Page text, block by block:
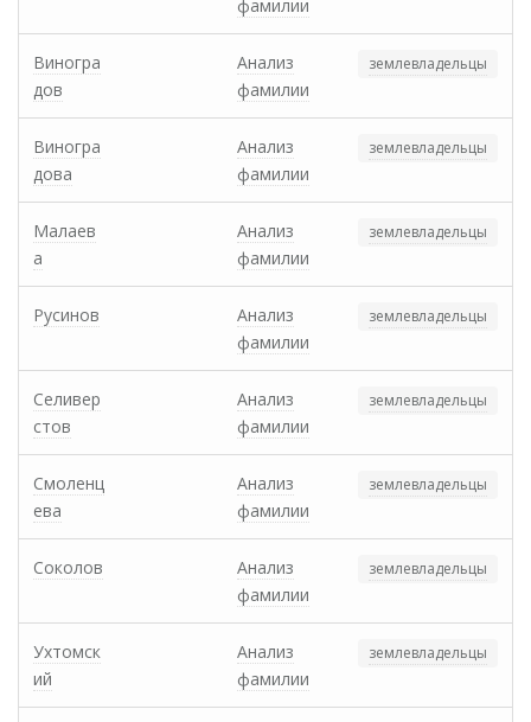
фамилии
Виногра
дов
Анализ
фамилии
землевладельцы
Виногра
дова
Анализ
фамилии
землевладельцы
Малаев
а
Анализ
фамилии
землевладельцы
Русинов
Анализ
фамилии
землевладельцы
Селивер
стов
Анализ
фамилии
землевладельцы
Смоленц
ева
Анализ
фамилии
землевладельцы
Соколов
Анализ
фамилии
землевладельцы
Ухтомск
ий
Анализ
фамилии
землевладельцы